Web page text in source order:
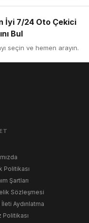
İyi 7/24 Oto Çekici
Bul
seçin ve hemen arayın.
Politikası
Şartları
Sözleşmesi
Aydınlatma
Politikası